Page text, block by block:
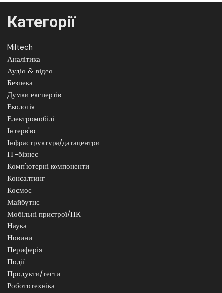
Категорії
Miltech
Аналітика
Аудіо & відео
Безпека
Думки експертів
Екологія
Електромобілі
Інтерв'ю
Інфраструктура/датацентри
ІТ-бізнес
Комп'ютерні компоненти
Консалтинг
Космос
Майбутнє
Мобільні пристрої/ПК
Наука
Новини
Периферія
Події
Продукти/тести
Робототехніка